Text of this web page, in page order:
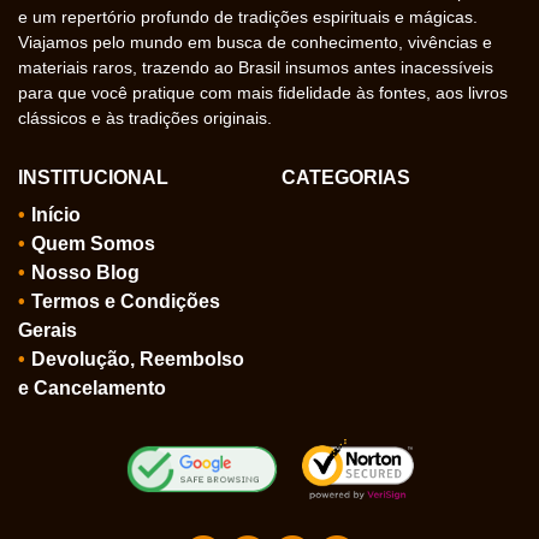
e um repertório profundo de tradições espirituais e mágicas.
Viajamos pelo mundo em busca de conhecimento, vivências e
materiais raros, trazendo ao Brasil insumos antes inacessíveis
para que você pratique com mais fidelidade às fontes, aos livros
clássicos e às tradições originais.
INSTITUCIONAL
Início
Quem Somos
Nosso Blog
Termos e Condições
Gerais
Devolução, Reembolso
e Cancelamento
CATEGORIAS